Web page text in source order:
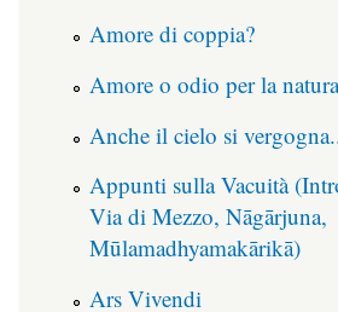
Amore di coppia?
Amore o odio per la
Anche il cielo si
Appunti sulla Vacuità
Via di Mezzo, Nāgārjuna,
Mūlamadhyamakārikā)
Ars Vivendi